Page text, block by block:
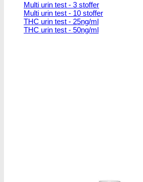
Multi urin test - 3 stoffer
Multi urin test - 10 stoffer
THC urin test - 25ng/ml
THC urin test - 50ng/ml